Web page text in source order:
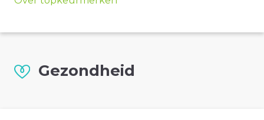
Gezondheid